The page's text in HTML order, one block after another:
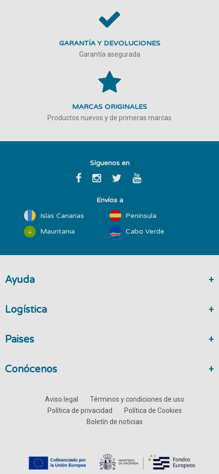
GARANTÍA Y DEVOLUCIONES
Garantía asegurada
MARCAS ORIGINALES
Productos nuevos y de primeras marcas
Síguenos en
Envíos a
Islas Canarias
Península
Mauritania
Cabo Verde
Ayuda
Logística
Paises
Conócenos
Aviso legal
Términos y condiciones de uso
Política de privacidad
Política de Cookies
Boletín de noticias